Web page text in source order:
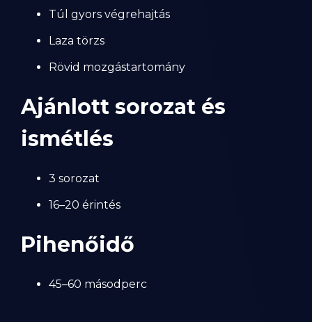
Túl gyors végrehajtás
Laza törzs
Rövid mozgástartomány
Ajánlott sorozat és
ismétlés
3 sorozat
16–20 érintés
Pihenőidő
45–60 másodperc